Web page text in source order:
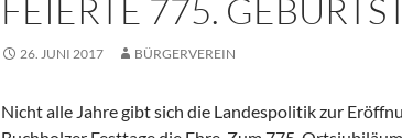
FEIERTE 775.
26. JUNI 2017 BÜRGERVEREIN
Nicht alle Jahre gibt sich die Landespolitik zur